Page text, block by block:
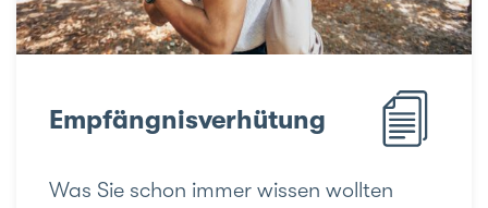
Empfängnisverhütung
Was Sie schon immer wissen wollten